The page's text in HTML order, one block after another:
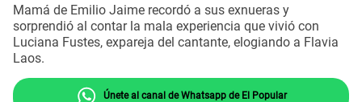
Mamá de Emilio Jaime recordó a sus exnueras y
sorprendió al contar la mala experiencia que vivió con
Luciana Fustes, expareja del cantante, elogiando a Flavia
Laos.
Únete al canal de Whatsapp de El Popular